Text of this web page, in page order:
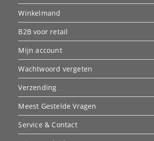
Winkelmand
B2B voor retail
Mijn account
Wachtwoord vergeten
Verzending
Meest Gestelde Vragen
Service & Contact